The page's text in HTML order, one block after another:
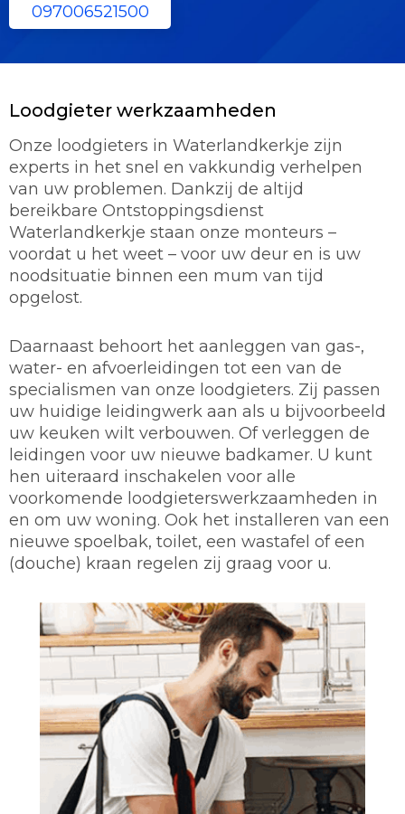
097006521500
Loodgieter werkzaamheden
Onze loodgieters in Waterlandkerkje zijn
experts in het snel en vakkundig verhelpen
van uw problemen. Dankzij de altijd
bereikbare Ontstoppingsdienst
Waterlandkerkje staan onze monteurs –
voordat u het weet – voor uw deur en is uw
noodsituatie binnen een mum van tijd
opgelost.
Daarnaast behoort het aanleggen van gas-,
water- en afvoerleidingen tot een van de
specialismen van onze loodgieters. Zij passen
uw huidige leidingwerk aan als u bijvoorbeeld
uw keuken wilt verbouwen. Of verleggen de
leidingen voor uw nieuwe badkamer. U kunt
hen uiteraard inschakelen voor alle
voorkomende loodgieterswerkzaamheden in
en om uw woning. Ook het installeren van een
nieuwe spoelbak, toilet, een wastafel of een
(douche) kraan regelen zij graag voor u.